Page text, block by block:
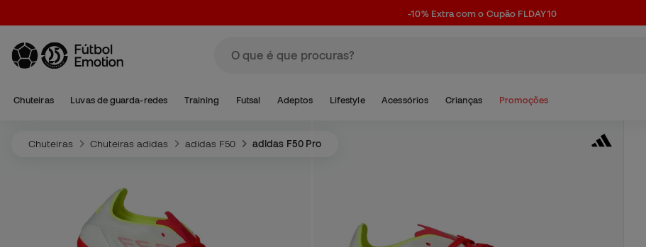
-10% Extra com o Cupão FLDAY10
Chuteiras Luvas de guarda-redes Training Futsal Adeptos Lifestyle Acessórios Crianças Promoções
Chuteiras Chuteiras adidas adidas F50 adidas F50 Pro